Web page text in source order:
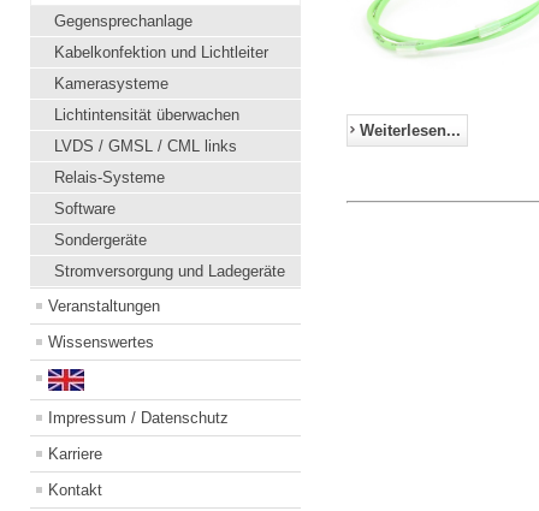
Gegensprechanlage
Kabelkonfektion und Lichtleiter
Kamerasysteme
Lichtintensität überwachen
LVDS / GMSL / CML links
Relais-Systeme
Software
Sondergeräte
Stromversorgung und Ladegeräte
Veranstaltungen
Wissenswertes
Impressum / Datenschutz
Karriere
Kontakt
Weiterlesen...